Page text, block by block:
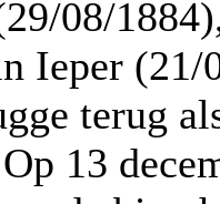
08/
Ieper
terug
13